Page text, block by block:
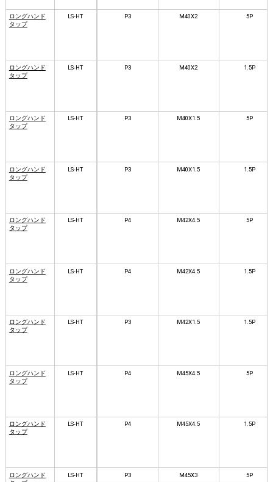
ロングハンド
タップ
LS-HT P3 M40X2 5P
ロングハンド
タップ
LS-HT P3 M40X2 1.5P
ロングハンド
タップ
LS-HT P3 M40X1.5 5P
ロングハンド
タップ
LS-HT P3 M40X1.5 1.5P
ロングハンド
タップ
LS-HT P4 M42X4.5 5P
ロングハンド
タップ
LS-HT P4 M42X4.5 1.5P
ロングハンド
タップ
LS-HT P3 M42X1.5 1.5P
ロングハンド
タップ
LS-HT P4 M45X4.5 5P
ロングハンド
タップ
LS-HT P4 M45X4.5 1.5P
ロングハンド
LS-HT P3 M45X3 5P